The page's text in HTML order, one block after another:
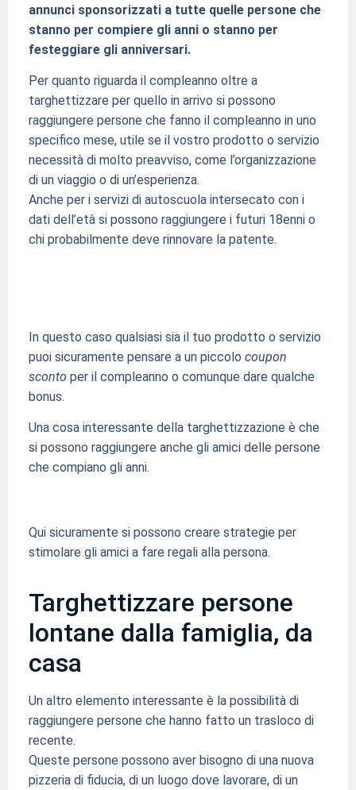
annunci sponsorizzati a tutte quelle persone che
stanno per compiere gli anni o stanno per
festeggiare gli anniversari.
Per quanto riguarda il compleanno oltre a
targhettizzare per quello in arrivo si possono
raggiungere persone che fanno il compleanno in uno
specifico mese, utile se il vostro prodotto o servizio
necessità di molto preavviso, come l’organizzazione
di un viaggio o di un’esperienza.
Anche per i servizi di autoscuola intersecato con i
dati dell’età si possono raggiungere i futuri 18enni o
chi probabilmente deve rinnovare la patente.
In questo caso qualsiasi sia il tuo prodotto o servizio
puoi sicuramente pensare a un piccolo coupon
sconto per il compleanno o comunque dare qualche
bonus.
Una cosa interessante della targhettizzazione è che
si possono raggiungere anche gli amici delle persone
che compiano gli anni.
Qui sicuramente si possono creare strategie per
stimolare gli amici a fare regali alla persona.
Targhettizzare persone
lontane dalla famiglia, da
casa
Un altro elemento interessante è la possibilità di
raggiungere persone che hanno fatto un trasloco di
recente.
Queste persone possono aver bisogno di una nuova
pizzeria di fiducia, di un luogo dove lavorare, di un